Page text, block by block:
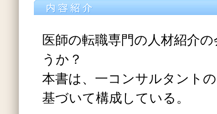
医師の転職専門の人材紹介
うか？
本書は、一コンサルタント
基づいて構成している。